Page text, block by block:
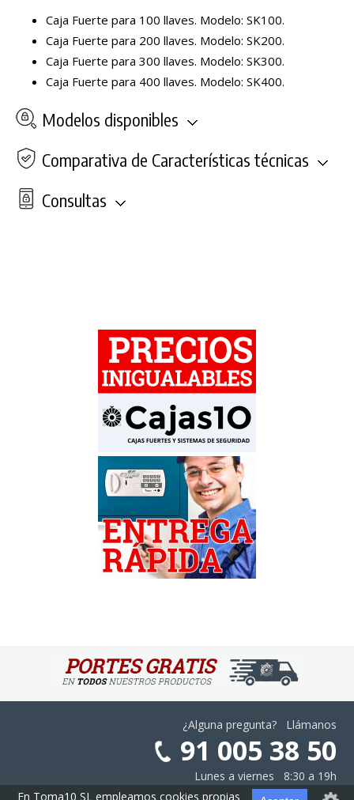
Caja Fuerte para 100 llaves. Modelo: SK100.
Caja Fuerte para 200 llaves. Modelo: SK200.
Caja Fuerte para 300 llaves. Modelo: SK300.
Caja Fuerte para 400 llaves. Modelo: SK400.
Modelos disponibles
Comparativa de Características técnicas
Consultas
¿Alguna pregunta? Llámanos
91 005 38 50
Lunes a viernes 8:30 a 19h
En Toma10 SL empleamos cookies propias